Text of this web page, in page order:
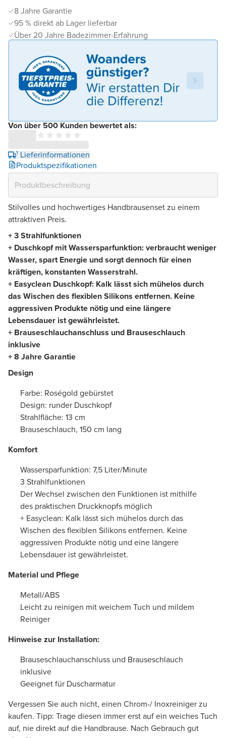
8 Jahre Garantie
95 % direkt ab Lager lieferbar
Über 20 Jahre Badezimmer-Erfahrung
Von über 500 Kunden bewertet als:
¹ Lieferinformationen
Produktspezifikationen
Stilvolles und hochwertiges Handbrausenset zu einem
attraktiven Preis.
+ 3 Strahlfunktionen
+ Duschkopf mit Wassersparfunktion: verbraucht weniger
Wasser, spart Energie und sorgt dennoch für einen
kräftigen, konstanten Wasserstrahl.
+ Easyclean Duschkopf: Kalk lässt sich mühelos durch
das Wischen des flexiblen Silikons entfernen. Keine
aggressiven Produkte nötig und eine längere
Lebensdauer ist gewährleistet.
+ Brauseschlauchanschluss und Brauseschlauch
inklusive
+ 8 Jahre Garantie
Design
Farbe: Roségold gebürstet
Design: runder Duschkopf
Strahlfläche: 13 cm
Brauseschlauch, 150 cm lang
Komfort
Wassersparfunktion: 7,5 Liter/Minute
3 Strahlfunktionen
Der Wechsel zwischen den Funktionen ist mithilfe
des praktischen Druckknopfs möglich
+ Easyclean: Kalk lässt sich mühelos durch das
Wischen des flexiblen Silikons entfernen. Keine
aggressiven Produkte nötig und eine längere
Lebensdauer ist gewährleistet.
Material und Pflege
Metall/ABS
Leicht zu reinigen mit weichem Tuch und mildem
Reiniger
Hinweise zur Installation:
Brauseschlauchanschluss und Brauseschlauch
inklusive
Geeignet für Duscharmatur
Vergessen Sie auch nicht, einen Chrom-/ Inoxreiniger zu
kaufen. Tipp: Trage diesen immer erst auf ein weiches Tuch
auf, nie direkt auf die Handbrause. Nach Gebrauch gut